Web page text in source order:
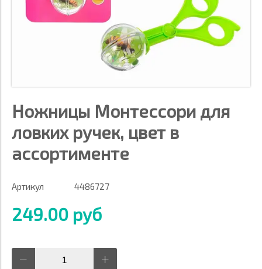
Ножницы Монтессори для
ловких ручек, цвет в
ассортименте
Артикул 4486727
249.00 руб